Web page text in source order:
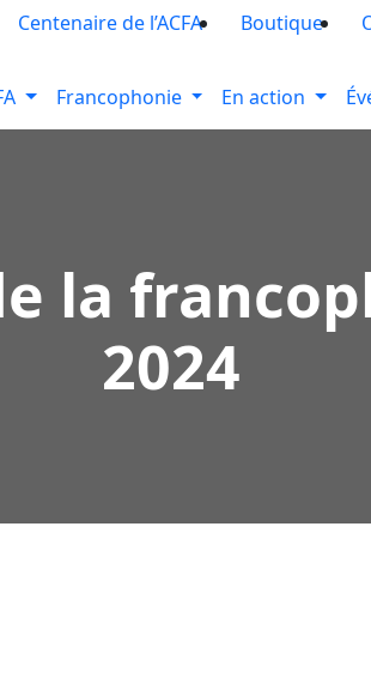
Centenaire de l’ACFA Boutique
Francophonie En action
la
2024